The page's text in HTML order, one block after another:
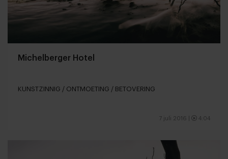
Michelberger Hotel
KUNSTZINNIG / ONTMOETING / BETOVERING
7 juli 2016 4:04